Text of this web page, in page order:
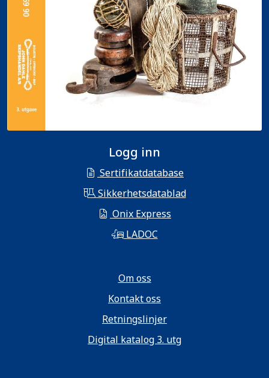
Logg inn
Sertifikatdatabase
Sikkerhetsdatablad
Onix Express
LADOC
Om oss
Kontakt oss
Retningslinjer
Digital katalog 3. utg